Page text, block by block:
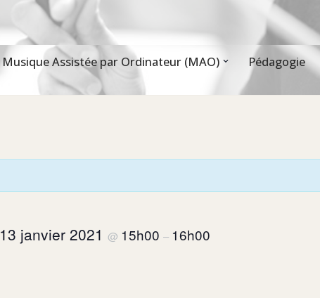
Musique Assistée par Ordinateur (MAO) Pédagogie
13 janvier 2021 @ 15h00 – 16h00